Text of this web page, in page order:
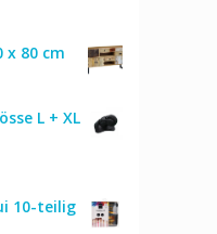
x 80 cm
L + XL
10-teilig